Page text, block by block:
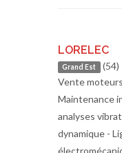
LORELEC
Grand Est (54)
Vente
Maintenance
analyses
dynamique -